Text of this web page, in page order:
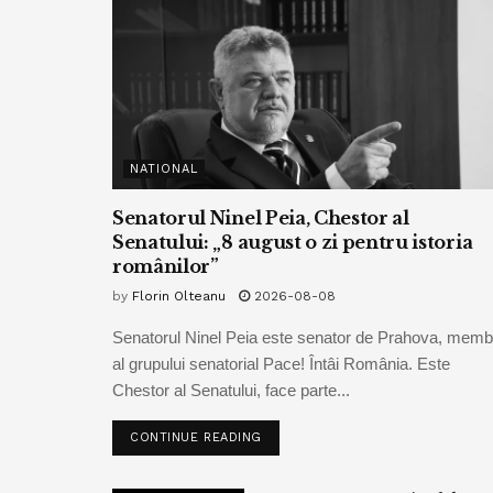
NATIONAL
Senatorul Ninel Peia, Chestor al
Senatului: „8 august o zi pentru istoria
românilor”
by Florin Olteanu 2026-08-08
Senatorul Ninel Peia este senator de Prahova,
al grupului senatorial Pace! Întâi România. Este
Chestor al Senatului, face parte...
CONTINUE READING